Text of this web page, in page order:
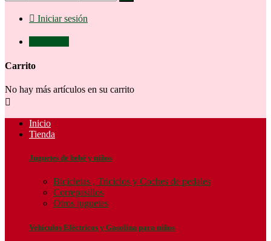
 Iniciar sesión
Carrito
No hay más artículos en su carrito

Inicio
Tienda
Juguetes de bebé y niños
Bicicletas , Triciclos y Coches de pedales
Correpasillos
Otros juguetes
Vehículos Eléctricos y Gasolina para niños